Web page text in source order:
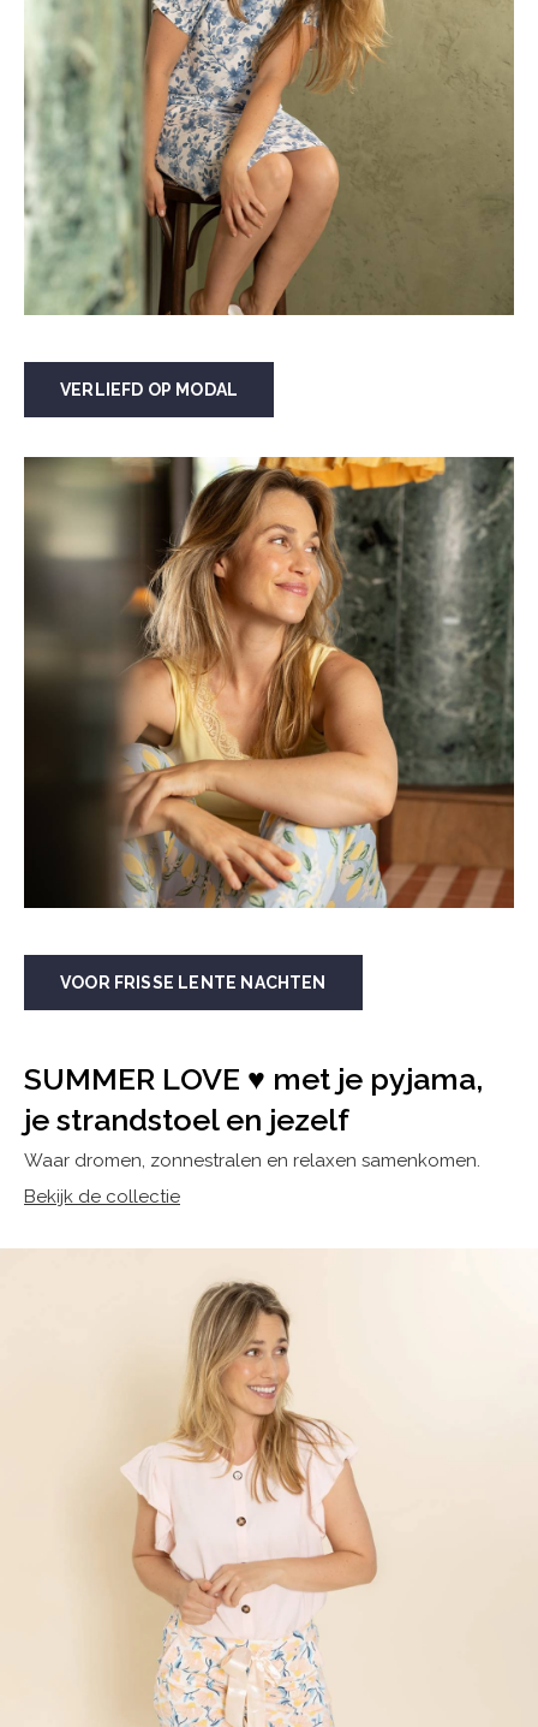
VERLIEFD OP MODAL
VOOR FRISSE LENTE NACHTEN
SUMMER LOVE ♥ met je pyjama,
je strandstoel en jezelf
Waar dromen, zonnestralen en relaxen samenkomen.
Bekijk de collectie